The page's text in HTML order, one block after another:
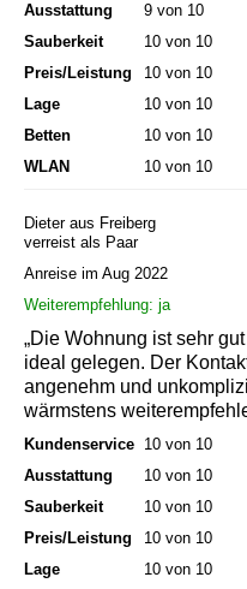
Ausstattung
9 von 10
Sauberkeit
10 von 10
Preis/Leistung
10 von 10
Lage
10 von 10
Betten
10 von 10
WLAN
10 von 10
Dieter aus Freiberg
verreist als Paar
Anreise im Aug 2022
Weiterempfehlung: ja
„Die Wohnung ist sehr
ideal gelegen. Der
angenehm und
wärmstens
Kundenservice 10 von 10
Ausstattung
10 von 10
Sauberkeit
10 von 10
Preis/Leistung
10 von 10
Lage
10 von 10